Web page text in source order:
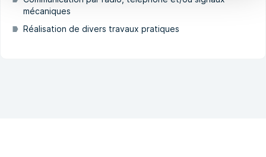
mécaniques
Réalisation de divers travaux pratiques